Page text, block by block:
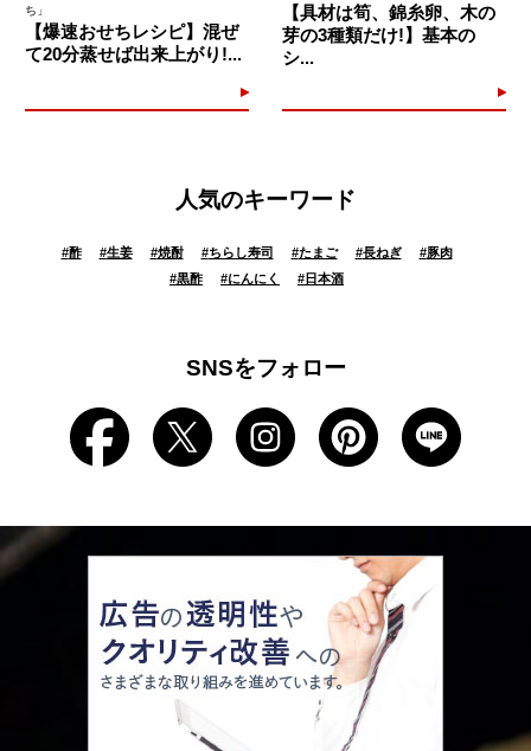
ち」
【爆速おせちレシピ】混ぜ
て20分蒸せば出来上がり!...
【具材は筍、錦糸卵、木の
芽の3種類だけ!】基本の
シ...
人気のキーワード
#酢 #生姜 #焼酎 #ちらし寿司 #たまご #長ねぎ #豚肉
#黒酢 #にんにく #日本酒
SNSをフォロー